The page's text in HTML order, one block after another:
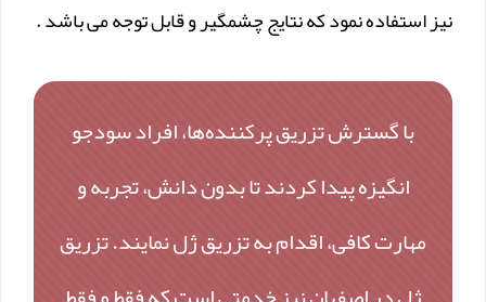
نیز استفاده نمود که نتایج چشمگیر و قابل توجه می باشد .
با گسترش تزریق پرکننده‌ها، افراد سودجو
انگیزه پیدا کردند تا بدون دانش، تجربه و
مهارت کافی، اقدام به تزریق ژل نمایند. تزریق